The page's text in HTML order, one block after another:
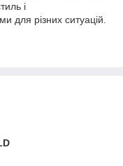
і
для різних ситуацій.